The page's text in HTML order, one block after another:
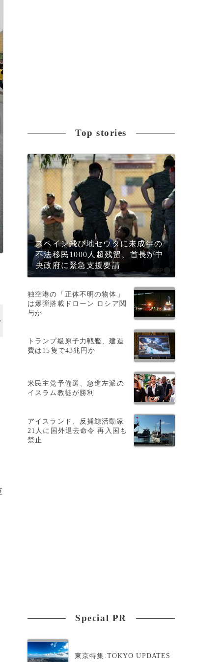
Top stories
スペイン飛び地セウタに未成年の
不法移民1000人超残留、首長が中
央政府に緊急支援要請
独空港の「正体不明の物体」
は爆弾搭載ドローン ロシア関
与か
トランプ級原子力戦艦、建造
費は15隻で43兆円か
米民主党予備選、急進左派の
イスラム教徒が勝利
アイスランド、反捕鯨活動家
21人に国外退去命令 再入国も
禁止
Special PR
東京特集:TOKYO UPDATES